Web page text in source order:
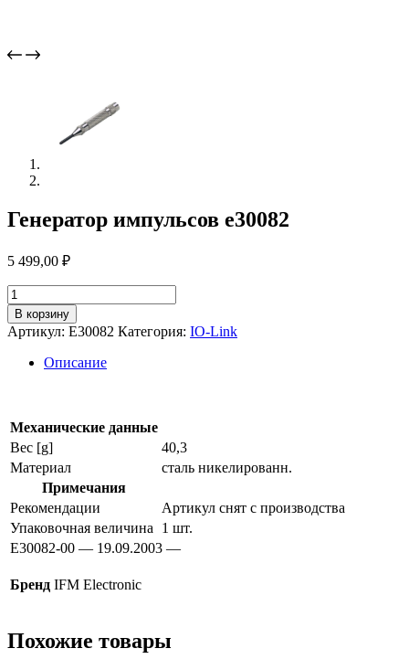
Генератор импульсов e30082
5 499,00 ₽
Количество
товара
Генератор
импульсов
e30082
В корзину
Артикул: E30082 Категория: IO-Link
Описание
Механические данные
Вес [g]
40,3
Материал
сталь никелированн.
Примечания
Рекомендации
Артикул снят с производства
Упаковочная величина
1 шт.
E30082-00 — 19.09.2003 —
Бренд IFM Electronic
Похожие товары